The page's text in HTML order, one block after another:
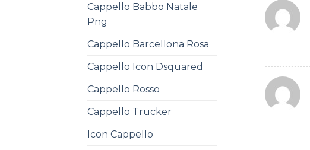
Cappello Babbo Natale
Png
Cappello Barcellona Rosa
Cappello Icon Dsquared
Cappello Rosso
Cappello Trucker
Icon Cappello